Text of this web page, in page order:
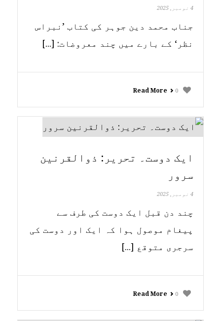
4 نومبر, 2025
جناب محمد دین جوہر کی کتاب ’نبراس
نظر‘ کے بارے میں چند معروضات: [...]
Read More 0
ایک دوست۔ تحریر: ذوالقرنین
سرور
4 نومبر, 2025
چند دن قبل ایک دوست کی طرف سے
پیغام موصول ہوا کہ ایک اور دوست کی
سرجری متوقع [...]
Read More 0